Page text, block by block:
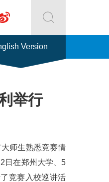

Version
举行
师生熟悉竞赛情
日在郑州大学、5
竞赛入校巡讲活